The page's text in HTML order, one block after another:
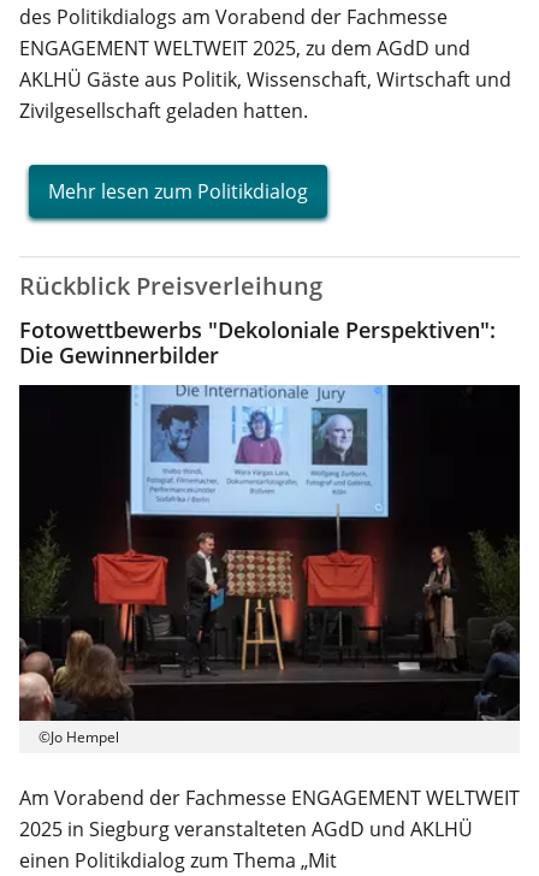
des Politikdialogs am Vorabend der Fachmesse
ENGAGEMENT WELTWEIT 2025, zu dem AGdD und
AKLHÜ Gäste aus Politik, Wissenschaft, Wirtschaft und
Zivilgesellschaft geladen hatten.
Mehr lesen zum Politikdialog
Rückblick Preisverleihung
Fotowettbewerbs "Dekoloniale Perspektiven":
Die Gewinnerbilder
©Jo Hempel
Am Vorabend der Fachmesse ENGAGEMENT WELTWEIT
2025 in Siegburg veranstalteten AGdD und AKLHÜ
einen Politikdialog zum Thema „Mit